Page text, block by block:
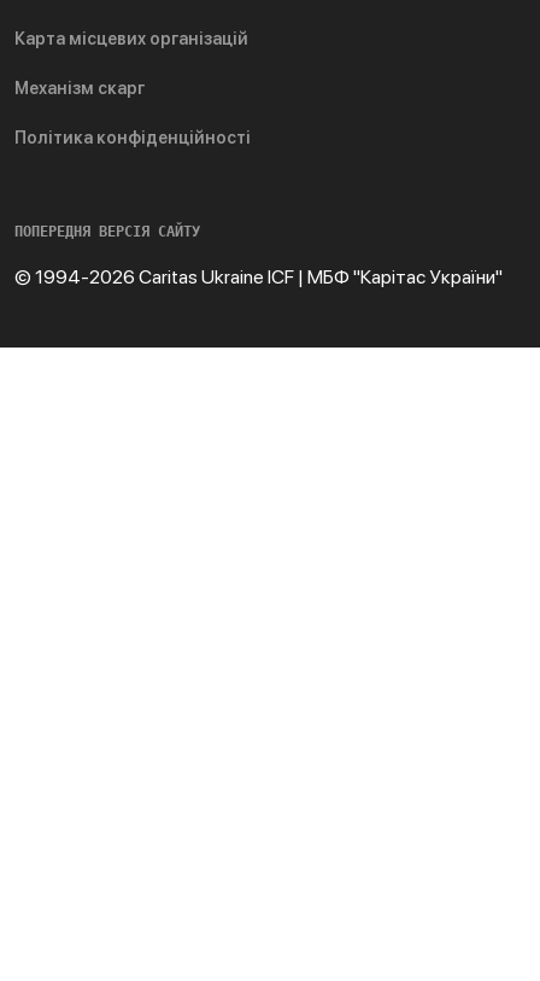
Карта місцевих організацій
Механізм скарг
Політика конфіденційності
ПОПЕРЕДНЯ ВЕРСІЯ САЙТУ
© 1994-2026 Caritas Ukraine ICF | МБФ "Карітас України"